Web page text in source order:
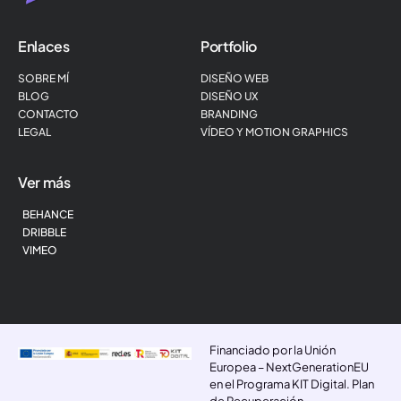
Enlaces
SOBRE MÍ
BLOG
CONTACTO
LEGAL
Portfolio
DISEÑO WEB
DISEÑO UX
BRANDING
VÍDEO Y MOTION GRAPHICS
Ver más
BEHANCE
DRIBBLE
VIMEO
Financiado por la Unión
Europea – NextGenerationEU
en el Programa KIT Digital. Plan